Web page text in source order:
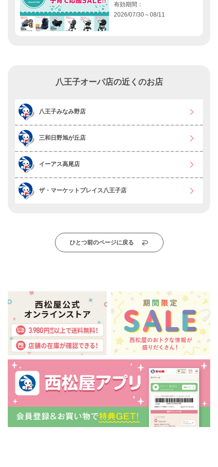
有効期間：
2026/07/30～08/11
八王子オーパ店の近くのお店
八王子みなみ野店
三和日野旭が丘店
イーアス高尾店
ザ・マーケットプレイス八王子店
ひとつ前のページに戻る